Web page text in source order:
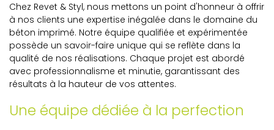
Chez Revet & Styl, nous mettons un point d'honneur à offrir
à nos clients une expertise inégalée dans le domaine du
béton imprimé. Notre équipe qualifiée et expérimentée
possède un savoir-faire unique qui se reflète dans la
qualité de nos réalisations. Chaque projet est abordé
avec professionnalisme et minutie, garantissant des
résultats à la hauteur de vos attentes.
Une équipe dédiée à la perfection